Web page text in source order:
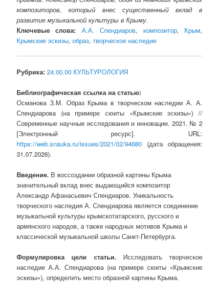
композиторов, который внес существенный вклад в
развитие музыкальной культуры в Крыму.
Ключевые слова:
А.А. Спендиаров, композитор, Крым,
Крымские эскизы,образ,творческое наследие
Рубрика: 24.00.00 КУЛЬТУРОЛОГИЯ
Библиографическая ссылка на статью:
Османова З.М. Образ Крыма в творческом наследии А. А.
Спендиарова (на примере сюиты «Крымские эскизы») //
Современные научные исследования и инновации. 2021. № 2
[Электронный ресурс]. URL:
https://web.snauka.ru/issues/2021/02/94680 (дата обращения:
31.07.2026).
Введение. В воссоздании образной картины Крыма
значительный вклад внес выдающийся композитор
Александр Афанасьевич Спендиаров. Уникальность
творческого наследия А. Спендиарова является соединение
музыкальной культуры крымскотатарского, русского и
армянского народов, а также народных мотивов Крыма и
классической музыкальной школы Санкт-Петербурга.
Формулировка цели статьи. Исследовать творческое
наследие А.А. Спендиарова (на примере сюиты «Крымские
эскизы»), определить место образной картины Крыма.